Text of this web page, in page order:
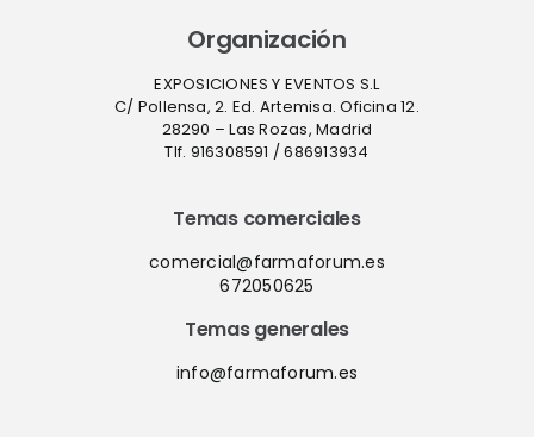
Organización
EXPOSICIONES Y EVENTOS S.L
C/ Pollensa, 2. Ed. Artemisa. Oficina 12.
28290 – Las Rozas, Madrid
Tlf. 916308591 / 686913934
Temas comerciales
comercial@farmaforum.es
672050625
Temas generales
info@farmaforum.es